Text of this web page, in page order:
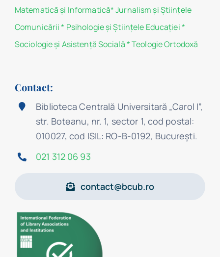
Matematicã și Informatică*Jurnalism şi Ştiinţele
Comunicării * Psihologie şi Ştiinţele Educaţiei*
Sociologie şi Asistenţă Socială*Teologie Ortodoxă
Contact:
Biblioteca Centrală Universitară „Carol I”,
str. Boteanu, nr. 1, sector 1, cod postal:
010027, cod ISIL: RO-B-0192, Bucureşti.
021 312 06 93
contact@bcub.ro